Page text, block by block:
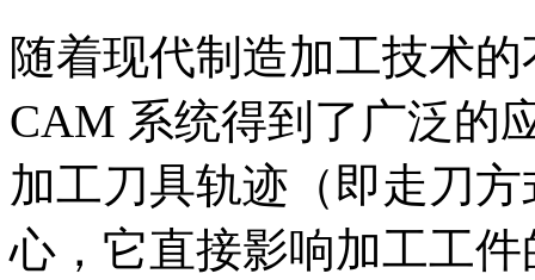
随着现代制造加工技术
CAM 系统得到了广泛的
加工刀具轨迹（即走刀
心，它直接影响加工工